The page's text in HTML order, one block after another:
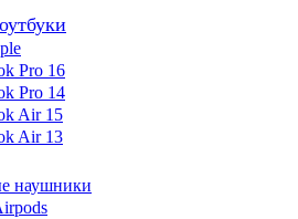
Pro 16
Pro 14
Air 15
Air 13
наушники